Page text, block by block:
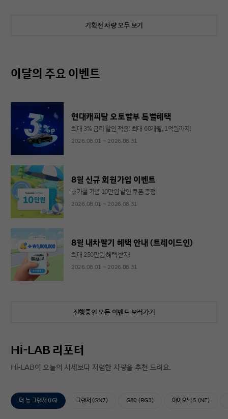
기획전 차량 모두 보기
이달의 주요 이벤트
현대캐피탈 오토할부 특별혜택
최대 3% 금리 할인 적용! 최대 60개월, 1억원까지!
2026.08.01 ~ 2026.08.31
8월 신규 회원가입 이벤트
휴가철 기념 10만원 할인 쿠폰 증정
2026.08.01 ~ 2026.08.31
8월 내차팔기 혜택 안내 (트레이드인)
최대 250만원 혜택 받자!
2026.08.01 ~ 2026.08.31
진행중인 모든 이벤트 보러가기
Hi-LAB 리포터
Hi-LAB이 오늘의 시세보다 저렴한 차량을 추천 드려요.
더 뉴 그랜저 (IG) 그랜저 (GN7) G80 (RG3) 아이오닉 5 (NE)